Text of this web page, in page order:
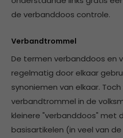
de verbanddoos controle.
Verbandtrommel
De termen verbanddoos en
regelmatig door elkaar
synoniemen van elkaar.
verbandtrommel in de
kleinere "verbanddoos" met
basisartikelen (in veel van